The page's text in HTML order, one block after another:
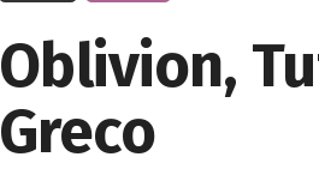
Oblivion,
Greco